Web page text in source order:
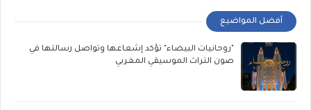
أفضل المواضيع
"روحانيات البيضاء" تؤكد إشعاعها وتواصل رسالتها في
صون التراث الموسيقي المغربي